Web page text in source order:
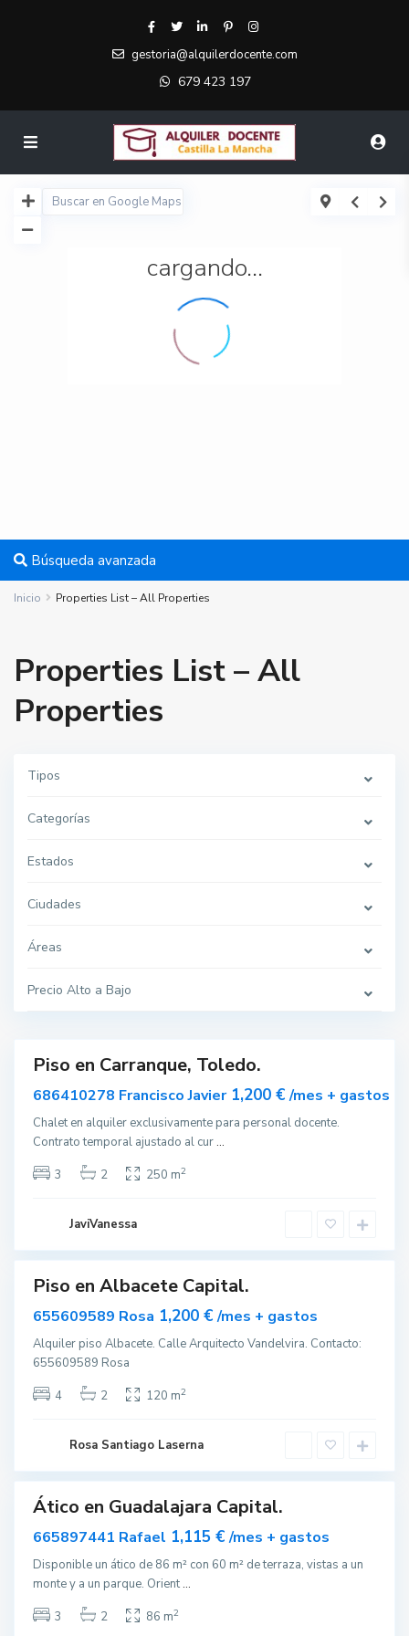
gestoria@alquilerdocente.com
679 423 197
cargando...
Búsqueda avanzada
Inicio Properties List – All Properties
Properties List – All
Properties
Tipos
Categorías
Estados
Ciudades
Áreas
Precio Alto a Bajo
a
r
n
u
Piso en Carranque, Toledo.
686410278 Francisco Javier1,200 €/mes + gastos
Chalet en alquiler exclusivamente para personal docente.
Contrato temporal ajustado al cur...
3
2 250 m2
JaviVanessa
l
b
e
Piso en Albacete Capital.
655609589 Rosa 1,200 €/mes + gastos
Alquiler piso Albacete. Calle Arquitecto Vandelvira. Contacto:
655609589 Rosa
4
2 120 m2
Rosa Santiago Laserna
G
u
a
a
l
a
Ático en Guadalajara Capital.
665897441 Rafael 1,115 €/mes + gastos
Disponible un ático de 86 m² con 60 m² de terraza, vistas a un
monte y a un parque. Orient...
3
2 86 m2
G
u
a
a
l